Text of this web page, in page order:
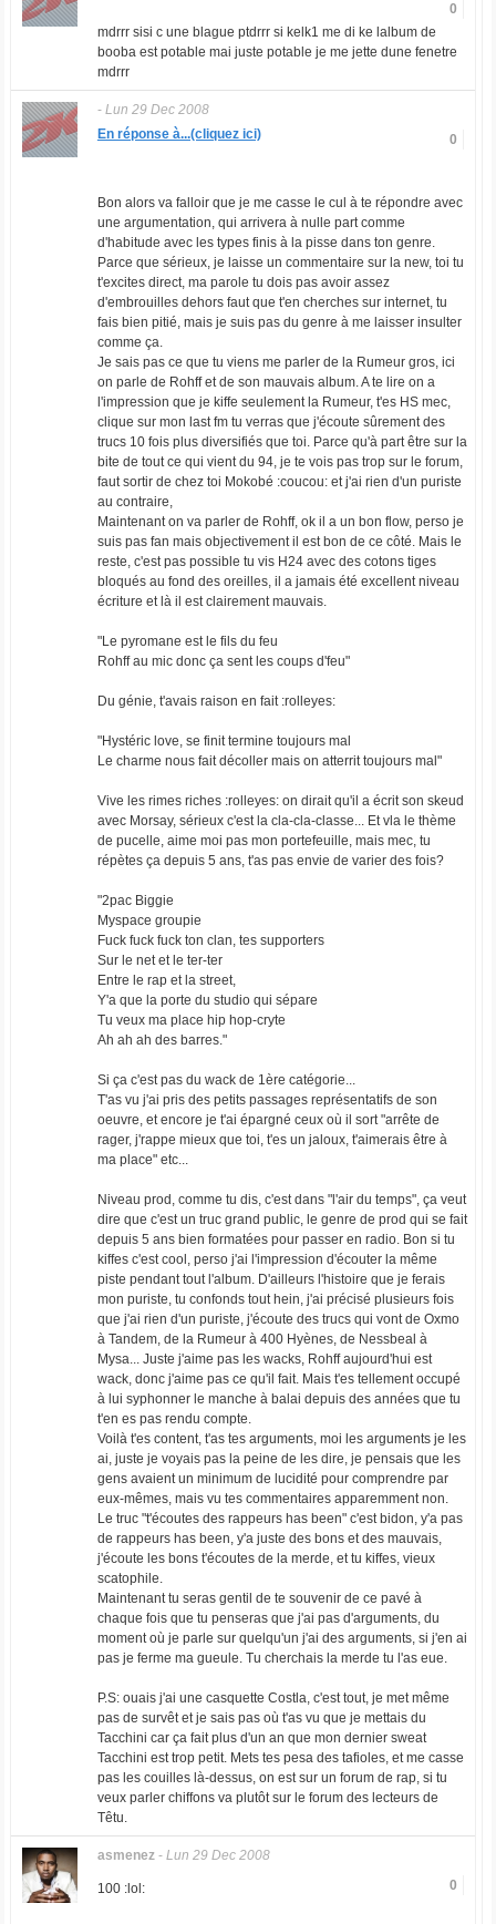
0
mdrrr sisi c une blague ptdrrr si kelk1 me di ke lalbum de
booba est potable mai juste potable je me jette dune fenetre
mdrrr
- Lun 29 Dec 2008
0
En réponse à...(cliquez ici)
Bon alors va falloir que je me casse le cul à te répondre avec
une argumentation, qui arrivera à nulle part comme
d'habitude avec les types finis à la pisse dans ton genre.
Parce que sérieux, je laisse un commentaire sur la new, toi tu
t'excites direct, ma parole tu dois pas avoir assez
d'embrouilles dehors faut que t'en cherches sur internet, tu
fais bien pitié, mais je suis pas du genre à me laisser insulter
comme ça.
Je sais pas ce que tu viens me parler de la Rumeur gros, ici
on parle de Rohff et de son mauvais album. A te lire on a
l'impression que je kiffe seulement la Rumeur, t'es HS mec,
clique sur mon last fm tu verras que j'écoute sûrement des
trucs 10 fois plus diversifiés que toi. Parce qu'à part être sur la
bite de tout ce qui vient du 94, je te vois pas trop sur le forum,
faut sortir de chez toi Mokobé :coucou: et j'ai rien d'un puriste
au contraire,
Maintenant on va parler de Rohff, ok il a un bon flow, perso je
suis pas fan mais objectivement il est bon de ce côté. Mais le
reste, c'est pas possible tu vis H24 avec des cotons tiges
bloqués au fond des oreilles, il a jamais été excellent niveau
écriture et là il est clairement mauvais.
"Le pyromane est le fils du feu
Rohff au mic donc ça sent les coups d'feu"
Du génie, t'avais raison en fait :rolleyes:
"Hystéric love, se finit termine toujours mal
Le charme nous fait décoller mais on atterrit toujours mal"
Vive les rimes riches :rolleyes: on dirait qu'il a écrit son skeud
avec Morsay, sérieux c'est la cla-cla-classe... Et vla le thème
de pucelle, aime moi pas mon portefeuille, mais mec, tu
répètes ça depuis 5 ans, t'as pas envie de varier des fois?
"2pac Biggie
Myspace groupie
Fuck fuck fuck ton clan, tes supporters
Sur le net et le ter-ter
Entre le rap et la street,
Y'a que la porte du studio qui sépare
Tu veux ma place hip hop-cryte
Ah ah ah des barres."
Si ça c'est pas du wack de 1ère catégorie...
T'as vu j'ai pris des petits passages représentatifs de son
oeuvre, et encore je t'ai épargné ceux où il sort "arrête de
rager, j'rappe mieux que toi, t'es un jaloux, t'aimerais être à
ma place" etc...
Niveau prod, comme tu dis, c'est dans "l'air du temps", ça veut
dire que c'est un truc grand public, le genre de prod qui se fait
depuis 5 ans bien formatées pour passer en radio. Bon si tu
kiffes c'est cool, perso j'ai l'impression d'écouter la même
piste pendant tout l'album. D'ailleurs l'histoire que je ferais
mon puriste, tu confonds tout hein, j'ai précisé plusieurs fois
que j'ai rien d'un puriste, j'écoute des trucs qui vont de Oxmo
à Tandem, de la Rumeur à 400 Hyènes, de Nessbeal à
Mysa... Juste j'aime pas les wacks, Rohff aujourd'hui est
wack, donc j'aime pas ce qu'il fait. Mais t'es tellement occupé
à lui syphonner le manche à balai depuis des années que tu
t'en es pas rendu compte.
Voilà t'es content, t'as tes arguments, moi les arguments je les
ai, juste je voyais pas la peine de les dire, je pensais que les
gens avaient un minimum de lucidité pour comprendre par
eux-mêmes, mais vu tes commentaires apparemment non.
Le truc "t'écoutes des rappeurs has been" c'est bidon, y'a pas
de rappeurs has been, y'a juste des bons et des mauvais,
j'écoute les bons t'écoutes de la merde, et tu kiffes, vieux
scatophile.
Maintenant tu seras gentil de te souvenir de ce pavé à
chaque fois que tu penseras que j'ai pas d'arguments, du
moment où je parle sur quelqu'un j'ai des arguments, si j'en ai
pas je ferme ma gueule. Tu cherchais la merde tu l'as eue.
P.S: ouais j'ai une casquette Costla, c'est tout, je met même
pas de survêt et je sais pas où t'as vu que je mettais du
Tacchini car ça fait plus d'un an que mon dernier sweat
Tacchini est trop petit. Mets tes pesa des tafioles, et me casse
pas les couilles là-dessus, on est sur un forum de rap, si tu
veux parler chiffons va plutôt sur le forum des lecteurs de
Têtu.
asmenez- Lun 29 Dec 2008
0
100 :lol: